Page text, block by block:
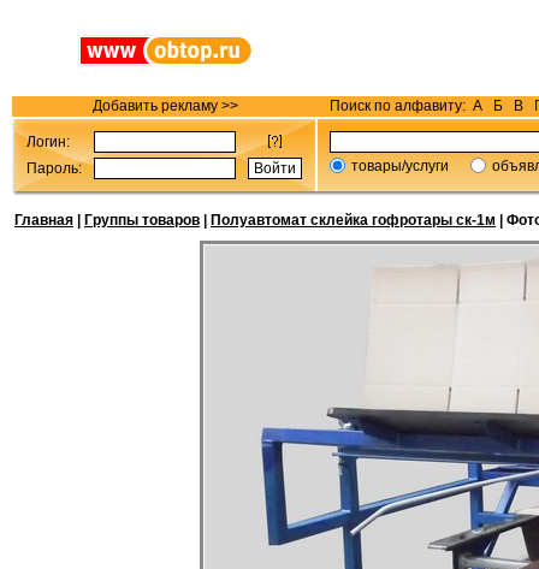
Добавить рекламу >> Поиск по алфавиту: А Б В
Логин:
Пароль:
товары/услуги
Главная Группы товаров Полуавтомат склейка гофротары ск-1м |